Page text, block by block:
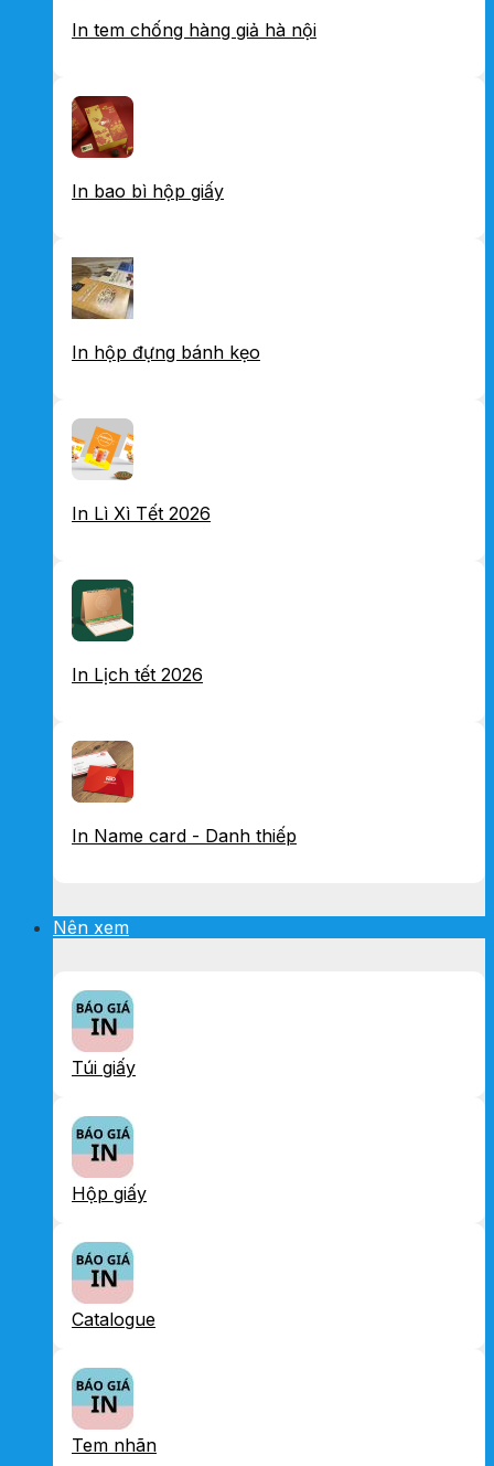
In tem chống hàng giả hà nội
In bao bì hộp giấy
In hộp đựng bánh kẹo
In Lì Xì Tết 2026
In Lịch tết 2026
In Name card - Danh thiếp
Nên xem
Túi giấy
Hộp giấy
Catalogue
Tem nhãn